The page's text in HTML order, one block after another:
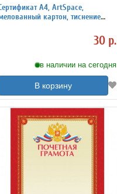
A4, ArtSpace,
картон, тиснение
30 р.
в наличии на сегодня
В корзину